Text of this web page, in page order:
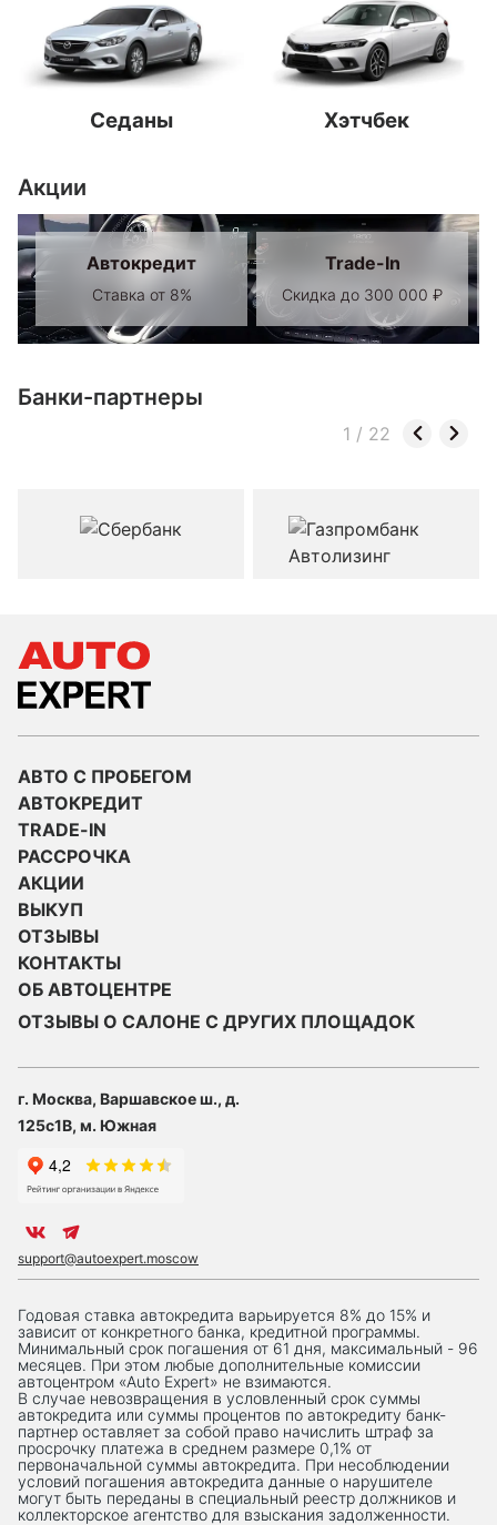
Седаны Хэтчбек
Акции
Автокредит
Ставка от 8%
Trade-In
Скидка до 300 000 ₽
Банки-партнеры
1 / 22
АВТО С ПРОБЕГОМ
АВТОКРЕДИТ
TRADE-IN
РАССРОЧКА
АКЦИИ
ВЫКУП
ОТЗЫВЫ
КОНТАКТЫ
ОБ АВТОЦЕНТРЕ
ОТЗЫВЫ О САЛОНЕ С ДРУГИХ ПЛОЩАДОК
г. Москва, Варшавское ш., д.
125с1В, м. Южная
support@autoexpert.moscow
Годовая ставка автокредита варьируется 8% до 15% и
зависит от конкретного банка, кредитной программы.
Минимальный срок погашения от 61 дня, максимальный - 96
месяцев. При этом любые дополнительные комиссии
автоцентром «Auto Expert» не взимаются.
В случае невозвращения в условленный срок суммы
автокредита или суммы процентов по автокредиту банк-
партнер оставляет за собой право начислить штраф за
просрочку платежа в среднем размере 0,1% от
первоначальной суммы автокредита. При несоблюдении
условий погашения автокредита данные о нарушителе
могут быть переданы в специальный реестр должников и
коллекторское агентство для взыскания задолженности.